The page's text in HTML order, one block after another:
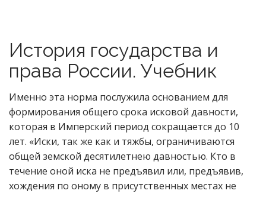
История государства и
права России. Учебник
Именно эта норма послужила основанием для
формирования общего срока исковой давности,
которая в Имперский период сокращается до 10
лет. «Иски, так же как и тяжбы, ограничиваются
общей земской десятилетнею давностью. Кто в
течение оной иска не предъявил или, предъявив,
хождения по оному в присутственных местах не